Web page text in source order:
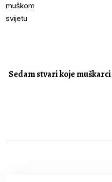
Sedam stvari koje